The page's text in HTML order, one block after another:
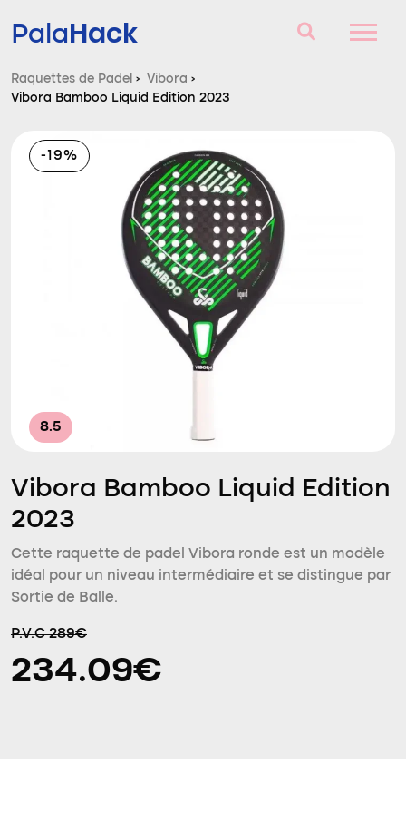
PalaHack
Raquettes de Padel
Questions et réponses
Comparateur
Raquettes de Padel › Vibora ›
Vibora Bamboo Liquid Edition 2023
-19%
8.5
Vibora Bamboo Liquid Edition
2023
Cette raquette de padel Vibora ronde est un modèle
idéal pour un niveau intermédiaire et se distingue par
Sortie de Balle.
P.V.C 289€
234.09€